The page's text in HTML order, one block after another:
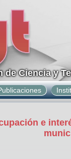
de Ciencia y
e